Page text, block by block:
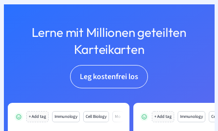
Lerne mit Millionen geteilten
Karteikarten
Leg kostenfrei los
+ Add tag Immunology Cell Biology Mo + Add tag Immunology